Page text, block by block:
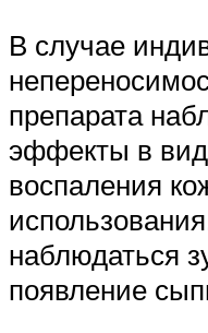
В случае
препарата
эффекты в
воспаления
наблюдаться
появление